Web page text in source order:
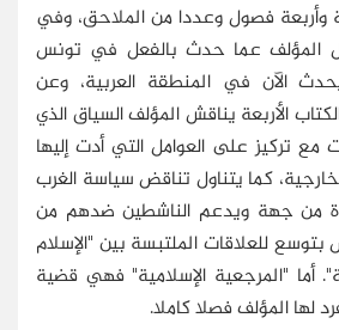
وأربعة فصول وعددا من الملاحق، وفي
المؤلف عما حدث بالفعل في تونس
الآن في المنطقة العربية، وعن
الأربعة يناقش المؤلف السياق الذي
مع تركيز على العوامل التي أدت إليها
كما يتناول تناقض سياسة الغرب
من جهة ويدعم الناشطين ضدهم من
للعلاقات الملتبسة بين "الإسلام
أما "المرجعية الإسلامية" فهي قضية
لها المؤلف فصلا كاملا.